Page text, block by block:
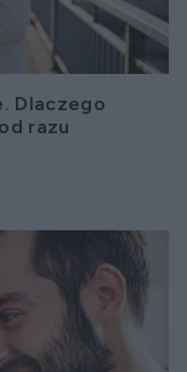
Dlaczego
razu